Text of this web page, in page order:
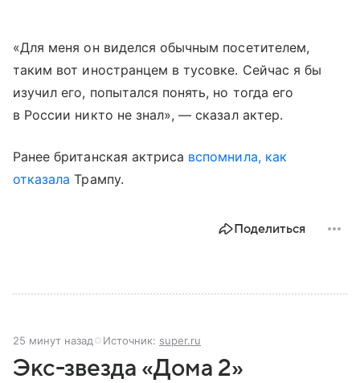
«Для меня он виделся обычным посетителем,
таким вот иностранцем в тусовке. Сейчас я бы
изучил его, попытался понять, но тогда его
в России никто не знал», — сказал актер.
Ранее британская актриса вспомнила, как
отказала Трампу.
Поделиться
25 минут назад Источник: super.ru
Экс-звезда «Дома 2»